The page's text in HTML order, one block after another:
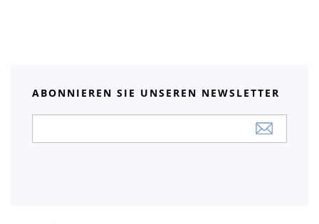
ABONNIEREN SIE UNSEREN NEWSLETTER
Newsletter: